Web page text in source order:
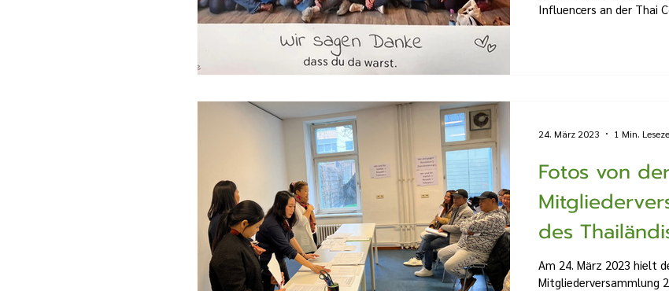
Influencers an der Thai
Fotos von
des
Berlin e.V.
Am 24. März 2023 hielt
Mitgliederversammlung
24. März 2023 1 Min.